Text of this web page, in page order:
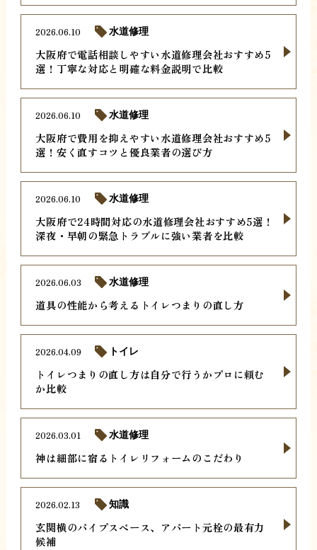
大阪府で電話相談しやすい水道修理会社おすすめ5
選！丁寧な対応と明確な料金説明で比較
2026.06.10 水道修理
大阪府で費用を抑えやすい水道修理会社おすすめ5
選！安く直すコツと優良業者の選び方
2026.06.10 水道修理
大阪府で24時間対応の水道修理会社おすすめ5選！
深夜・早朝の緊急トラブルに強い業者を比較
2026.06.10 水道修理
道具の性能から考えるトイレつまりの直し方
2026.06.03 水道修理
トイレつまりの直し方は自分で行うかプロに頼む
か比較
2026.04.09 トイレ
神は細部に宿るトイレリフォームのこだわり
2026.03.01 水道修理
玄関横のパイプスペース、アパート元栓の最有力
候補
2026.02.13 知識